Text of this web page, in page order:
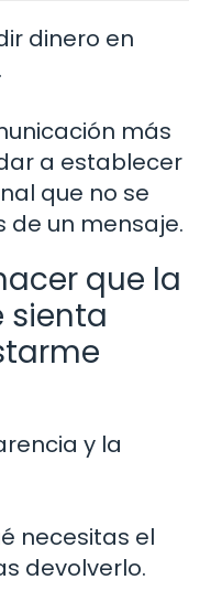
dinero en
más
a establecer
que no se
de un mensaje.
que la
sienta
y la
necesitas el
devolverlo.